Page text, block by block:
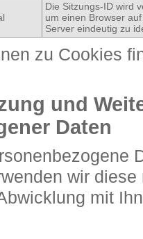
Die Sitzungs-ID wird
um einen Browser
Server eindeutig zu
zu Cookies
und
Daten
wir
mit